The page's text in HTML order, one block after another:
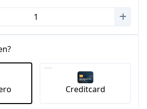
Creditcard